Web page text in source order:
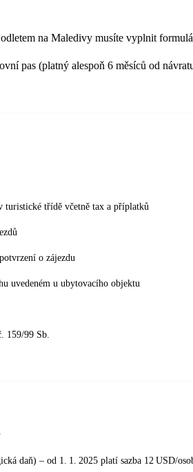
na Maledivy musíte vyplnit
pas (platný alespoň 6 měsíců od
turistické třídě včetně tax a příplatků
o zájezdu
uvedeném u ubytovacího objektu
159/99 Sb.
daň) – od 1. 1. 2025 platí sazba 12 USD/